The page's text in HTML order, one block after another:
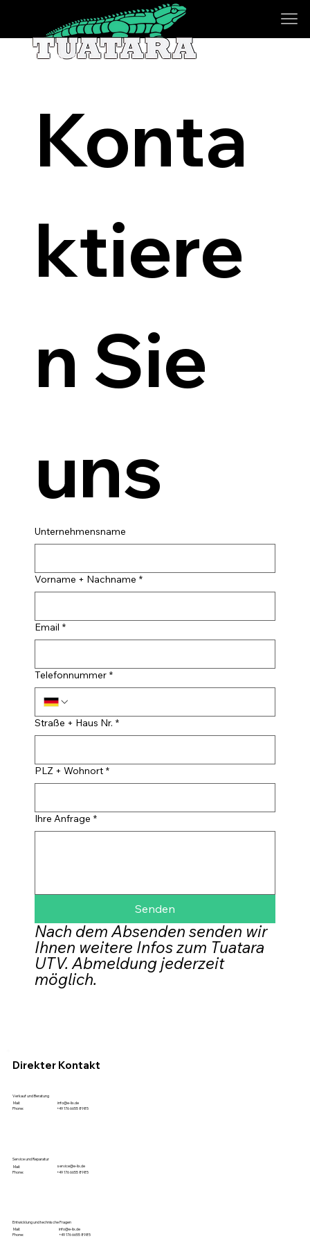
Konta
ktiere
n Sie
uns
Unternehmensname
Vorname + Nachname *
Email *
Telefonnummer *
Straße + Haus Nr. *
PLZ + Wohnort *
Ihre Anfrage *
Senden
Nach dem Absenden senden wir
Ihnen weitere Infos zum Tuatara
UTV. Abmeldung jederzeit
möglich.
Direkter Kontakt
Verkauf und Beratung
Mail:
info@e-lix.de
Phone:
+49 176 6655 8985
Service und Reparatur
Mail:
service@e-lix.de
Phone:
+49 176 6655 8985
Entwicklung und technische Fragen
Mail:
info@e-lix.de
Phone:
+49 176 6655 8985